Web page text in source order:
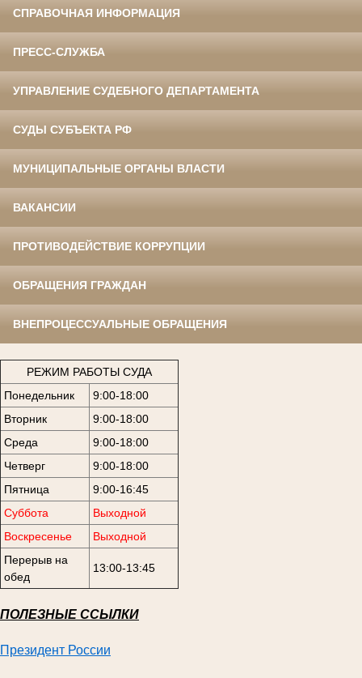
СПРАВОЧНАЯ ИНФОРМАЦИЯ
ПРЕСС-СЛУЖБА
УПРАВЛЕНИЕ СУДЕБНОГО ДЕПАРТАМЕНТА
СУДЫ СУБЪЕКТА РФ
МУНИЦИПАЛЬНЫЕ ОРГАНЫ ВЛАСТИ
ВАКАНСИИ
ПРОТИВОДЕЙСТВИЕ КОРРУПЦИИ
ОБРАЩЕНИЯ ГРАЖДАН
ВНЕПРОЦЕССУАЛЬНЫЕ ОБРАЩЕНИЯ
РЕЖИМ РАБОТЫ СУДА
Понедельник
9:00-18:00
Вторник
9:00-18:00
Среда
9:00-18:00
Четверг
9:00-18:00
Пятница
9:00-16:45
Суббота
Выходной
Воскресенье
Выходной
Перерыв на
обед
13:00-13:45
ПОЛЕЗНЫЕ ССЫЛКИ
Президент России